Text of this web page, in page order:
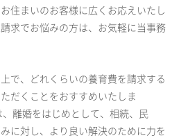
住まいのお客様に広くお応えいたし
求でお悩みの方は、お気軽に当事務
で、どれくらいの養育費を請求する
だくことをおすすめいたしま
離婚をはじめとして、相続、民
に対し、より良い解決のために力を